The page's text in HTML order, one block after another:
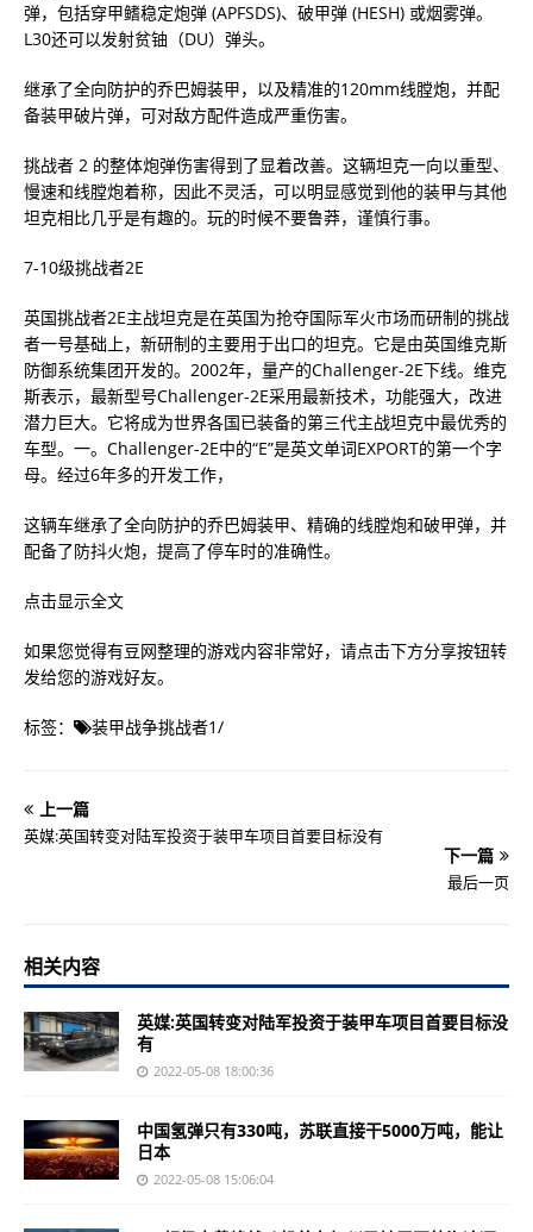
弹，包括穿甲鳍稳定炮弹 (APFSDS)、破甲弹 (HESH) 或烟雾弹。
L30还可以发射贫铀（DU）弹头。
继承了全向防护的乔巴姆装甲，以及精准的120mm线膛炮，并配
备装甲破片弹，可对敌方配件造成严重伤害。
挑战者 2 的整体炮弹伤害得到了显着改善。这辆坦克一向以重型、
慢速和线膛炮着称，因此不灵活，可以明显感觉到他的装甲与其他
坦克相比几乎是有趣的。玩的时候不要鲁莽，谨慎行事。
7-10级挑战者2E
英国挑战者2E主战坦克是在英国为抢夺国际军火市场而研制的挑战
者一号基础上，新研制的主要用于出口的坦克。它是由英国维克斯
防御系统集团开发的。2002年，量产的Challenger-2E下线。维克
斯表示，最新型号Challenger-2E采用最新技术，功能强大，改进
潜力巨大。它将成为世界各国已装备的第三代主战坦克中最优秀的
车型。一。Challenger-2E中的“E”是英文单词EXPORT的第一个字
母。经过6年多的开发工作，
这辆车继承了全向防护的乔巴姆装甲、精确的线膛炮和破甲弹，并
配备了防抖火炮，提高了停车时的准确性。
点击显示全文
如果您觉得有豆网整理的游戏内容非常好，请点击下方分享按钮转
发给您的游戏好友。
标签： 装甲战争挑战者1/
上一篇
英媒:英国转变对陆军投资于装甲车项目首要目标没有
下一篇
最后一页
相关内容
英媒:英国转变对陆军投资于装甲车项目首要目标没
有
2022-05-08 18:00:36
中国氢弹只有330吨，苏联直接干5000万吨，能让
日本
2022-05-08 15:06:04